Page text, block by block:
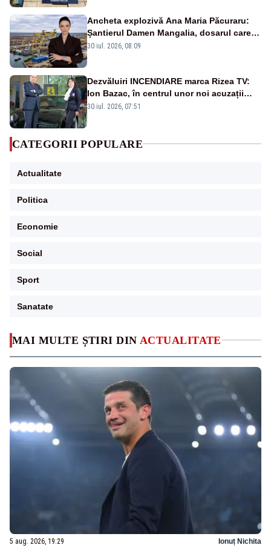
MAI MULTE ȘTIRI DIN ACTUALITATE
5 aug. 2026, 19:29 Ionuț Nichita
Ancheta explozivă Ana Maria Păcuraru:
Șantierul Damen Mangalia, dosarul care
scufundă apărarea României
30 iul. 2026, 08:09
Dezvăluiri INCENDIARE marca Rizea TV:
Ion Bazac, în centrul unor noi acuzații
publice
30 iul. 2026, 07:51
CATEGORII POPULARE
Actualitate
Politica
Economie
Social
Sport
Sanatate